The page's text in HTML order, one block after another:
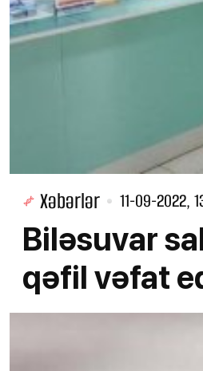
Xəbərlər 11-09-2022,
Biləsuvar
qəfil vəfat